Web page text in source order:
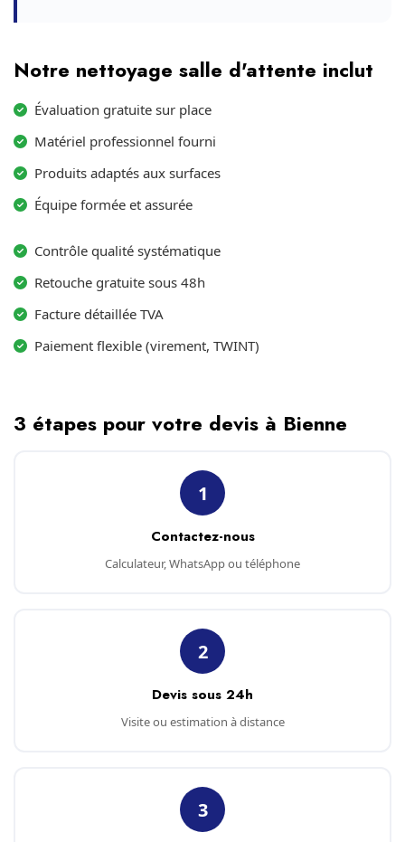
Notre nettoyage salle d'attente inclut
Évaluation gratuite sur place
Matériel professionnel fourni
Produits adaptés aux surfaces
Équipe formée et assurée
Contrôle qualité systématique
Retouche gratuite sous 48h
Facture détaillée TVA
Paiement flexible (virement, TWINT)
3 étapes pour votre devis à Bienne
1
Contactez-nous
Calculateur, WhatsApp ou téléphone
2
Devis sous 24h
Visite ou estimation à distance
3